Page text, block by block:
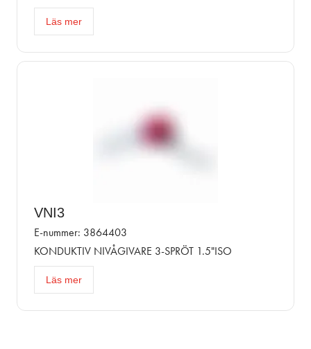
Läs mer
VNI3
E-nummer: 3864403
KONDUKTIV NIVÅGIVARE 3-SPRÖT 1.5"ISO
Läs mer